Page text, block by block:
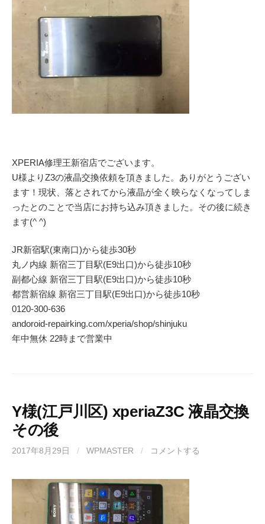
XPERIA修理王新宿店でございます。
U様よりZ3の液晶交換依頼を頂きました。ありがとうござい
ます！現状、落とされてから液晶が全く映らなくなってしま
ったとのことで当店にお持ち込み頂きました。その後に続き
ます(^ ^)
JR新宿駅(東南口)から徒歩30秒
丸ノ内線 新宿三丁目駅(E9出口)から徒歩10秒
副都心線 新宿三丁目駅(E9出口)から徒歩10秒
都営新宿線 新宿三丁目駅(E9出口)から徒歩10秒
0120-300-636
andoroid-repairking.com/xperia/shop/shinjuku
年中無休 22時まで営業中
Y様(江戸川区) xperiaZ3C 液晶交換
その後
2017年8月29日 / WPMASTER / コメントする